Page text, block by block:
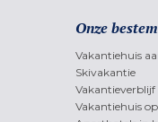
Onze
Vakantiehuis
Skivakantie
Vakantieverblijf
Vakantiehuis